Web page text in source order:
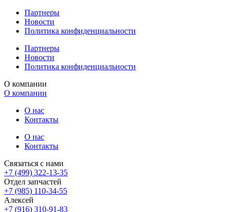
Партнеры
Новости
Политика конфиденциальности
Партнеры
Новости
Политика конфиденциальности
О компании
О компании
О нас
Контакты
О нас
Контакты
Связаться с нами
+7 (499) 322-13-35
Отдел запчастей
+7 (985) 110-34-55
Алексей
+7 (916) 310-91-83